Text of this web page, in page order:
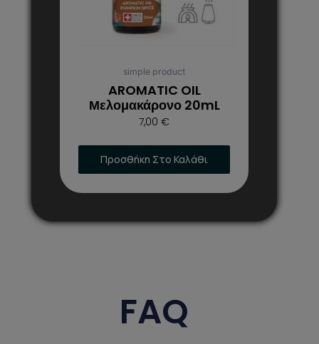
simple product
AROMATIC OIL
Μελομακάρονο 20mL
7,00 €
Προσθήκη Στο Καλάθι
FAQ